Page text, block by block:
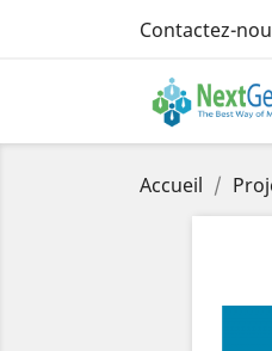
Contactez-
Accueil